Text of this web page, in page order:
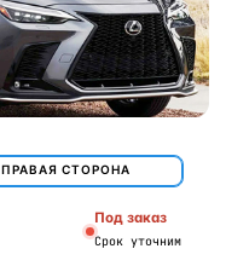
ПРАВАЯ СТОРОНА
Под заказ
Срок уточним